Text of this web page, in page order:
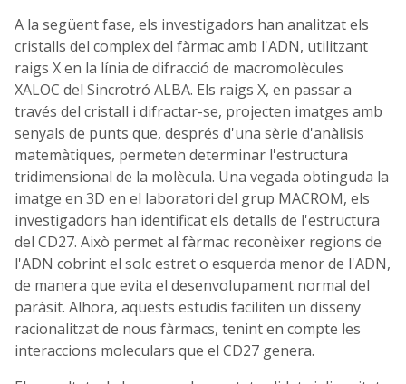
A la següent fase, els investigadors han analitzat els
cristalls del complex del fàrmac amb l'ADN, utilitzant
raigs X en la línia de difracció de macromolècules
XALOC del Sincrotró ALBA. Els raigs X, en passar a
través del cristall i difractar-se, projecten imatges amb
senyals de punts que, després d'una sèrie d'anàlisis
matemàtiques, permeten determinar l'estructura
tridimensional de la molècula. Una vegada obtinguda la
imatge en 3D en el laboratori del grup MACROM, els
investigadors han identificat els detalls de l'estructura
del CD27. Això permet al fàrmac reconèixer regions de
l'ADN cobrint el solc estret o esquerda menor de l'ADN,
de manera que evita el desenvolupament normal del
paràsit. Alhora, aquests estudis faciliten un disseny
racionalitzat de nous fàrmacs, tenint en compte les
interaccions moleculars que el CD27 genera.